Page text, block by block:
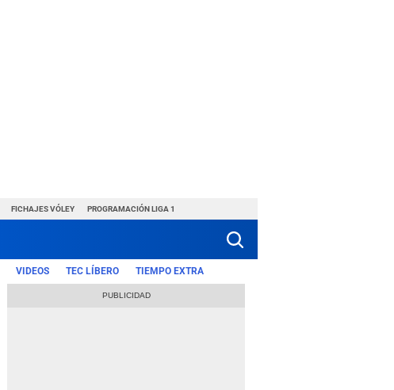
FICHAJES VÓLEY PROGRAMACIÓN LIGA 1
VIDEOS TEC LÍBERO TIEMPO EXTRA